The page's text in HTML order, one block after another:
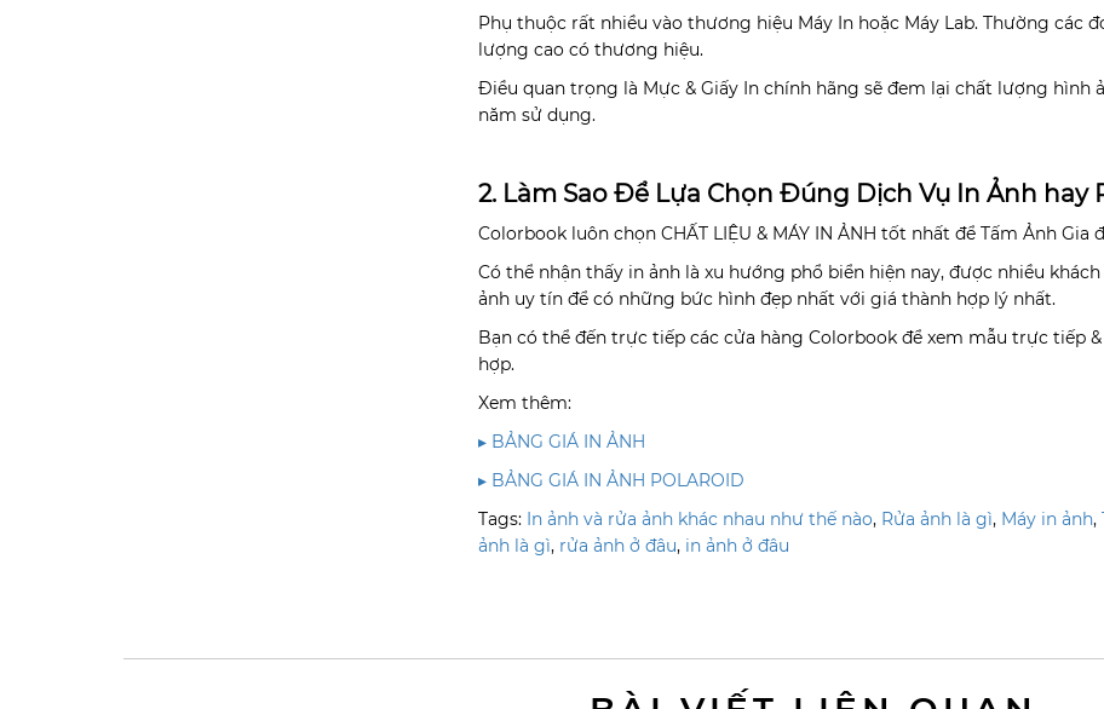
Phụ thuộc rất nhiều vào thương hiệu Máy In hoặc Máy Lab. Thường các
lượng cao có thương hiệu.
Điều quan trọng là Mực & Giấy In chính hãng sẽ đem lại chất lượng hình
năm sử dụng.
2. Làm Sao Để Lựa Chọn Đúng Dịch Vụ In Ảnh hay
Colorbook luôn chọn CHẤT LIỆU & MÁY IN ẢNH tốt nhất để Tấm Ảnh
Có thể nhận thấy in ảnh là xu hướng phổ biển hiện nay, được nhiều
ảnh uy tín để có những bức hình đẹp nhất với giá thành hợp lý nhất.
Bạn có thể đến trực tiếp các cửa hàng Colorbook để xem mẫu trực tiếp
hợp.
Xem thêm:
▸ BẢNG GIÁ IN ẢNH
▸ BẢNG GIÁ IN ẢNH POLAROID
Tags: In ảnh và rửa ảnh khác nhau như thế nào, Rửa ảnh là gì, Máy in ảnh,
ảnh là gì, rửa ảnh ở đâu, in ảnh ở đâu